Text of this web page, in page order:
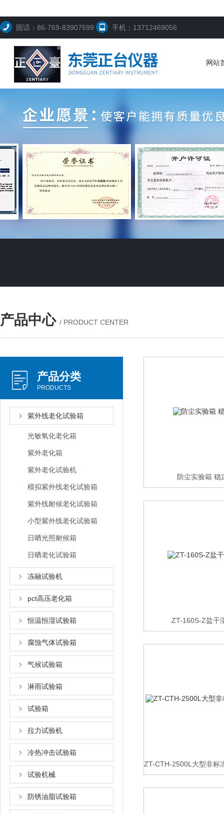
固话：86-769-83907599 手机：13712469056
网站
产品中心 / PRODUCT CENTER
产品分类
PRODUCTS
紫外线老化试验箱
光敏氧化老化箱
紫外老化箱
紫外老化试验机
模拟紫外线老化试验箱
紫外线耐候老化试验箱
小型紫外线老化试验箱
日晒光照耐候箱
日晒老化试验箱
冻融试验机
pct高压老化箱
恒温恒湿试验箱
腐蚀气体试验箱
气候试验箱
淋雨试验箱
试验箱
拉力试验机
冷热冲击试验箱
试验机械
防锈油脂试验箱
防尘实验箱 稳
ZT-160S-Z盐干
ZT-CTH-2500L大型非标